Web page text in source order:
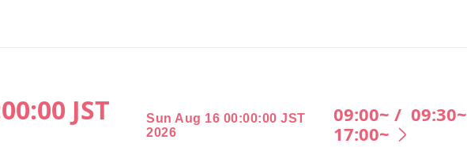
JST
Sun Aug 16 00:00:00 JST
2026
09:00~ /
17:00~